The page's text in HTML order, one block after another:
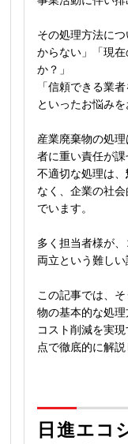
その処理方法に
からない」「現
か？」
「信頼できる業
といったお悩み
産業廃棄物の処
者に重い責任が課
不適切な処理は、
なく、企業の社
でいます。
多く担当者様が
両立という難し
この記事では、
物の基本的な処理
コスト削減を実
点で徹底的に解説
日進エコ